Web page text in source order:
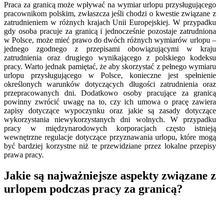
Praca za granicą może wpływać na wymiar urlopu przysługującego
pracownikom polskim, zwłaszcza jeśli chodzi o kwestie związane z
zatrudnieniem w różnych krajach Unii Europejskiej. W przypadku
gdy osoba pracuje za granicą i jednocześnie pozostaje zatrudniona
w Polsce, może mieć prawo do dwóch różnych wymiarów urlopu –
jednego zgodnego z przepisami obowiązującymi w kraju
zatrudnienia oraz drugiego wynikającego z polskiego kodeksu
pracy. Warto jednak pamiętać, że aby skorzystać z pełnego wymiaru
urlopu przysługującego w Polsce, konieczne jest spełnienie
określonych warunków dotyczących długości zatrudnienia oraz
przepracowanych dni. Dodatkowo osoby pracujące za granicą
powinny zwrócić uwagę na to, czy ich umowa o pracę zawiera
zapisy dotyczące wypoczynku oraz jakie są zasady dotyczące
wykorzystania niewykorzystanych dni wolnych. W przypadku
pracy w międzynarodowych korporacjach często istnieją
wewnętrzne regulacje dotyczące przyznawania urlopu, które mogą
być bardziej korzystne niż te przewidziane przez lokalne przepisy
prawa pracy.
Jakie są najważniejsze aspekty związane z
urlopem podczas pracy za granicą?